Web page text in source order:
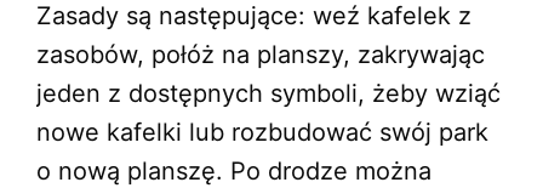
Zasady są następujące: weź kafelek z
zasobów, połóż na planszy, zakrywając
jeden z dostępnych symboli, żeby wziąć
nowe kafelki lub rozbudować swój park
o nową planszę. Po drodze można